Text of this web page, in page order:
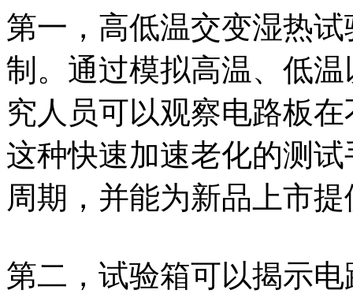
第一，高低温交变湿热
制。通过模拟高温、低
究人员可以观察电路板
这种快速加速老化的测
周期，并能为新品上市
第二，试验箱可以揭示